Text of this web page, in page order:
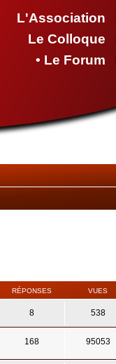
L'Association
Le Colloque
• Le Forum
RÉPONSES VUES
8 538
168 95053